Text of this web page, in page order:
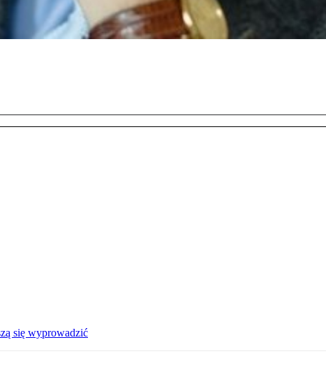
się wyprowadzić